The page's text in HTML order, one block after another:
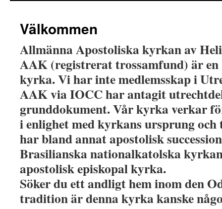
Välkommen
Allmänna Apostoliska kyrkan av
AAK (registrerat trossamfund) är
kyrka. Vi har inte medlemsskap i
AAK via IOCC har antagit
grunddokument. Vår kyrka verkar
i enlighet med kyrkans ursprung
har bland annat apostolisk
Brasilianska nationalkatolska
apostolisk episkopal kyrka.
Söker du ett andligt hem inom den
tradition är denna kyrka kanske